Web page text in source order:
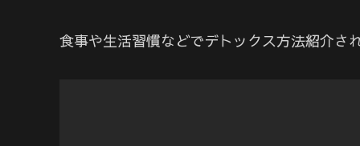
食事や生活習慣などでデトックス方法紹介さ